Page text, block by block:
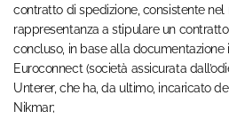
contratto di spedizione, consistente nel
rappresentanza a stipulare un
concluso, in base alla documentazione
Euroconnect (società assicurata
Unterer, che ha, da ultimo, incaricato
Nikmar;